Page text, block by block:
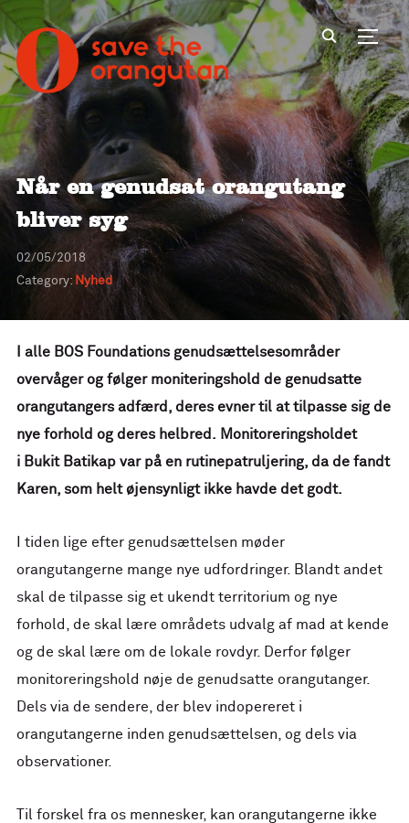
Når en genudsat orangutang
bliver syg
02/05/2018
Category: Nyhed
I alle BOS Foundations genudsættelsesområder
overvåger og følger moniteringshold de genudsatte
orangutangers adfærd, deres evner til at tilpasse sig de
nye forhold og deres helbred. Monitoreringsholdet
i Bukit Batikap var på en rutinepatruljering, da de fandt
Karen, som helt øjensynligt ikke havde det godt.
I tiden lige efter genudsættelsen møder
orangutangerne mange nye udfordringer. Blandt andet
skal de tilpasse sig et ukendt territorium og nye
forhold, de skal lære områdets udvalg af mad at kende
og de skal lære om de lokale rovdyr. Derfor følger
monitoreringshold nøje de genudsatte orangutanger.
Dels via de sendere, der blev indopereret i
orangutangerne inden genudsættelsen, og dels via
observationer.
Til forskel fra os mennesker, kan orangutangerne ikke